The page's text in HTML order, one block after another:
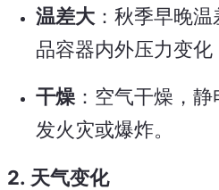
温差大 ：秋季早晚
品容器内外压力变化
干燥 ：空气干燥，
发火灾或爆炸。
2. 天气变化